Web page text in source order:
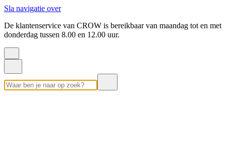
Sla navigatie over
De klantenservice van CROW is bereikbaar van maandag tot en met
donderdag tussen 8.00 en 12.00 uur.